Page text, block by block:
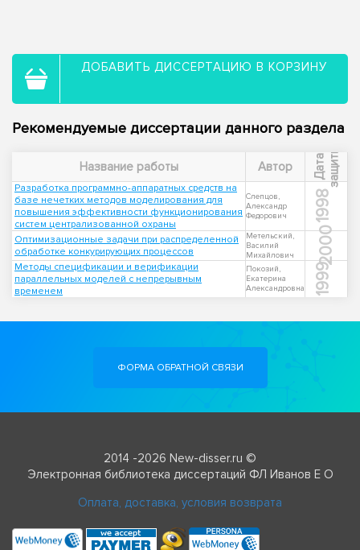
ДОБАВИТЬ ДИССЕРТАЦИЮ В КОРЗИНУ
Рекомендуемые диссертации данного раздела
Название работы Автор Д
а
т
а
з
а
щ
и
т ы
Разработка программно-аппаратных средств на
базе нечетких методов моделирования для
повышения эффективности функционирования
систем централизованной охраны
Слепцов,
Александр
Федорович
1998
Оптимизационные задачи при распределенной
обработке конкурирующих процессов
Метельский,
Василий
Михайлович
2000
Методы спецификации и верификации
параллельных моделей с непрерывным
временем
Покозий,
Екатерина
Александровна
1999
ФОРМА ОБРАТНОЙ СВЯЗИ
2014 -2026 New-disser.ru ©
Электронная библиотека диссертаций ФЛ Иванов Е О
Оплата, доставка, условия возврата